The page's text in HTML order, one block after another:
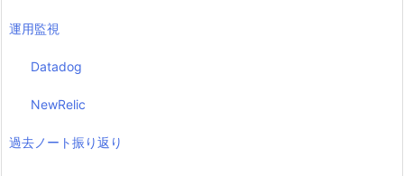
運用監視
Datadog
NewRelic
過去ノート振り返り